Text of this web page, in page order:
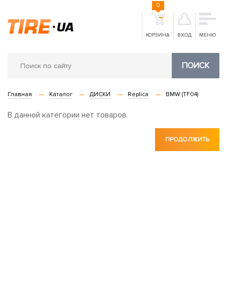
КОРЗИНА
0
ВХОД МЕНЮ
ПОИСК
Главная Каталог ДИСКИ Replica BMW (TF04)
В данной категории нет товаров.
ПРОДОЛЖИТЬ